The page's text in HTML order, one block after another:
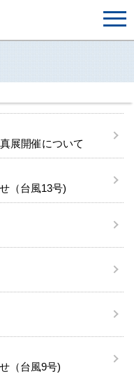
展開催について
（台風13号)
（台風9号)